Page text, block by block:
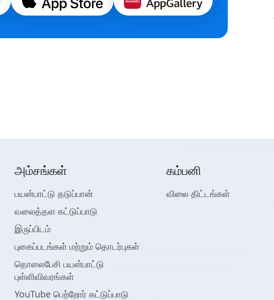
அம்சங்கள்
பயன்பாட்டு தடுப்பான்
வலைத்தள கட்டுப்பாடு
இருப்பிடம்
புகைப்படங்கள் மற்றும் தொடர்புகள்
தொலைபேசி பயன்பாட்டு
புள்ளிவிவரங்கள்
YouTube பெற்றோர் கட்டுப்பாடு
கம்பனி
விலை திட்டங்கள்